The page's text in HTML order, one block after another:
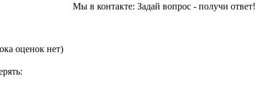
Мы в контакте: Задай вопрос - получи ответ!
оценок нет)